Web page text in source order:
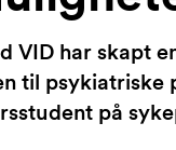
VID har skapt
til psykiatriske
på